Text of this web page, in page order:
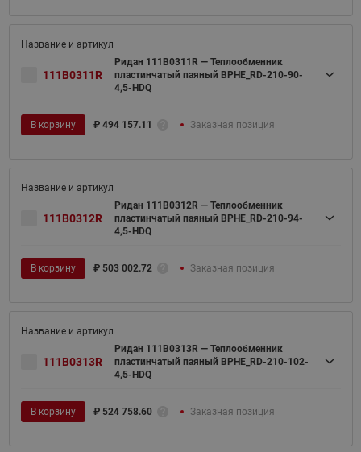
111B0311R
Ридан 111B0311R — Теплообменник
пластинчатый паяный BPHE_RD-210-90-
4,5-HDQ
В корзину ₽ 494 157.11 Заказная позиция
111B0312R
Ридан 111B0312R — Теплообменник
пластинчатый паяный BPHE_RD-210-94-
4,5-HDQ
В корзину ₽ 503 002.72 Заказная позиция
111B0313R
Ридан 111B0313R — Теплообменник
пластинчатый паяный BPHE_RD-210-102-
4,5-HDQ
В корзину ₽ 524 758.60 Заказная позиция